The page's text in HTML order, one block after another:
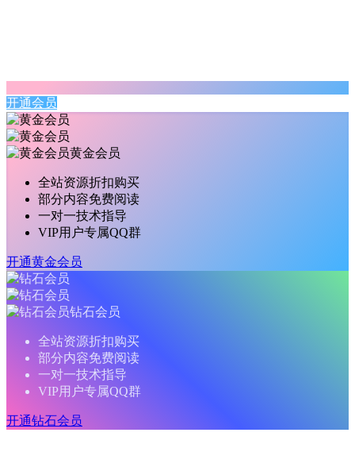
开通会员
黄金会员
全站资源折扣购买
部分内容免费阅读
一对一技术指导
VIP用户专属QQ群
开通黄金会员
钻石会员
全站资源折扣购买
部分内容免费阅读
一对一技术指导
VIP用户专属QQ群
开通钻石会员